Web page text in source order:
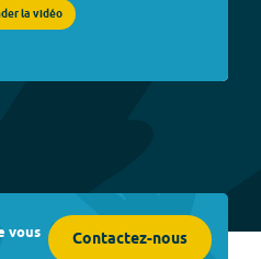
la vidéo
vous Contactez-nous